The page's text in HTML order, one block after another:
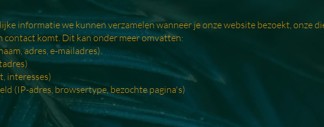
informatie we kunnen verzamelen wanneer je onze website bezoekt, onze
contact komt. Dit kan onder meer omvatten:
adres, e-mailadres)
interesses)
(IP-adres, browsertype, bezochte pagina's)